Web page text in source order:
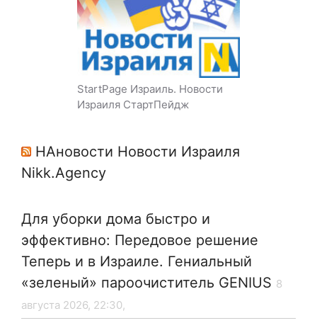
StartPage Израиль. Новости
Израиля СтартПейдж
НАновости Новости Израиля
Nikk.Agency
Для уборки дома быстро и
эффективно: Передовое решение
Теперь и в Израиле. Гениальный
«зеленый» пароочиститель GENIUS 8
августа 2026, 22:30,